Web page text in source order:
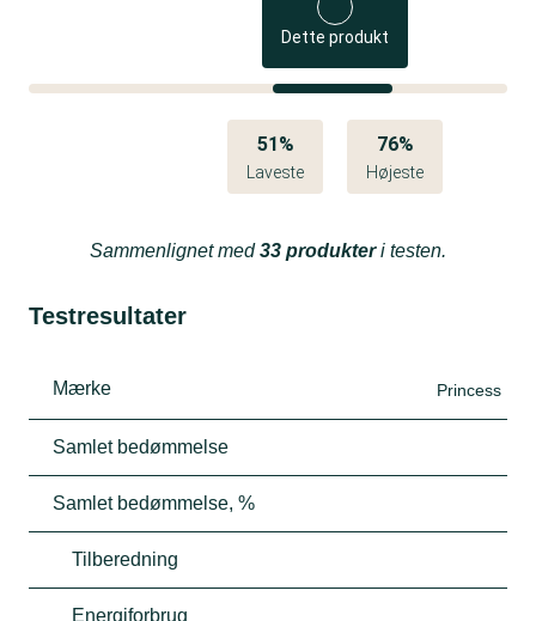
Dette produkt
51%
Laveste
76%
Højeste
Sammenlignet med33 produkteri testen.
Testresultater
Mærke Princess
Samlet bedømmelse
Samlet bedømmelse, %
Tilberedning
Energiforbrug